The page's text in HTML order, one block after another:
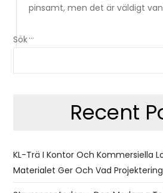
pinsamt, men det är väldigt
…
Sök
Recent
KL-Trä I Kontor Och Kommersiella
Materialet Ger Och Vad